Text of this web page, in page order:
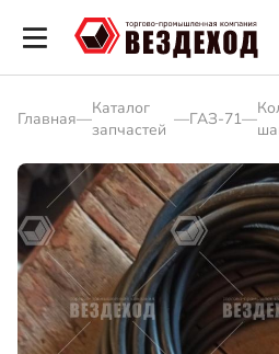
Главная—
Каталог
запчастей
—ГАЗ-71—